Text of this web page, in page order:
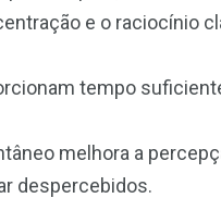
e o raciocínio
tempo
melhora a
despercebidos.